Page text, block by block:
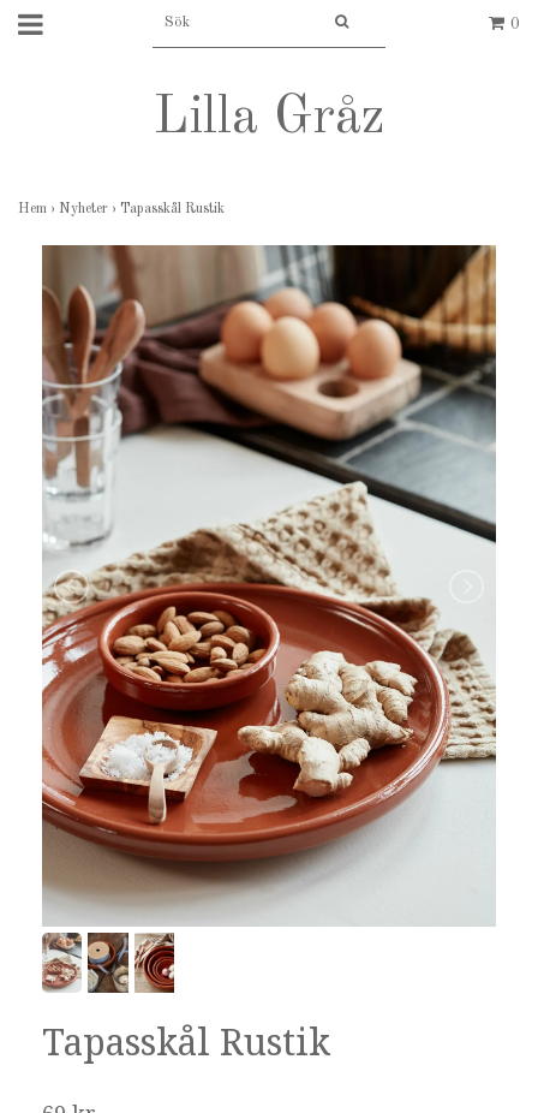
0
Lilla Gråz
Hem › Nyheter › Tapasskål Rustik
Tapasskål Rustik